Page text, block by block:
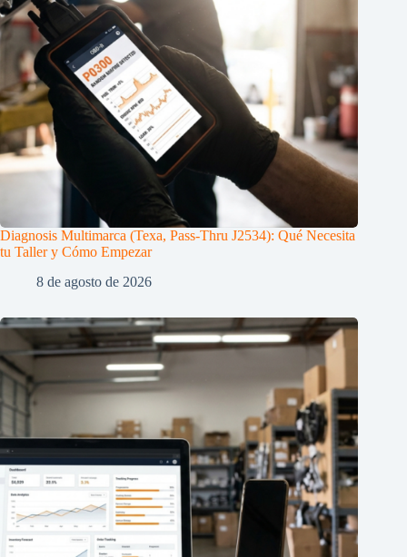
Diagnosis Multimarca (Texa, Pass-Thru J2534): Qué Necesita
tu Taller y Cómo Empezar
8 de agosto de 2026